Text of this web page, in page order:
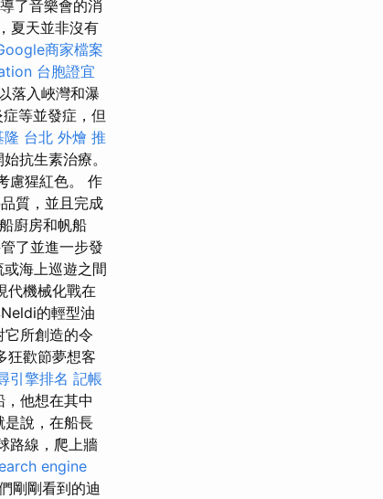
了音樂會的消
夏天並非沒有
商家檔案
台胞證宜
落入峽灣和瀑
等並發症，但
隆 台北 外燴 推
抗生素治療。
慮猩紅色。 作
質，並且完成
廚房和帆船
了並進一步發
海上巡遊之間
代機械化戰在
的輕型油
所創造的令
狂歡節夢想客
引擎排名 記帳
他想在其中
是說，在船長
路線，爬上牆
engine
剛剛看到的迪